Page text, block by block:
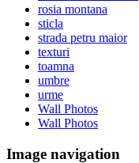
rosia montana
sticla
strada petru maior
texturi
toamna
umbre
urme
Wall Photos
Wall Photos
Image navigation